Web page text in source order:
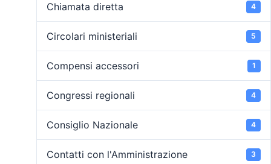
Chiamata diretta 4
Circolari ministeriali 5
Compensi accessori 1
Congressi regionali 4
Consiglio Nazionale 4
Contatti con l'Amministrazione 3